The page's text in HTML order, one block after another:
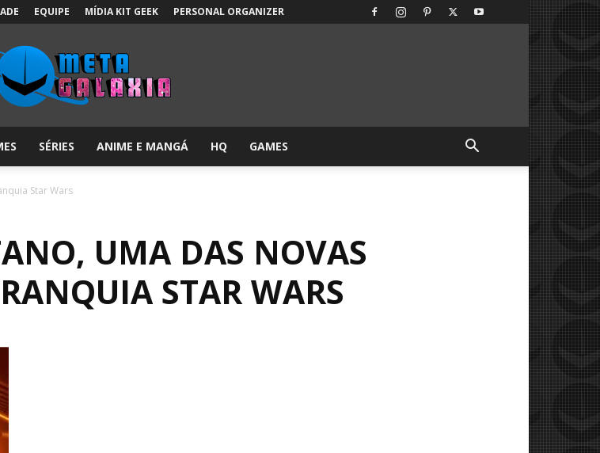
EQUIPE MÍDIA KIT GEEK PERSONAL ORGANIZER
Galáxia:
SÉRIES ANIME E MANGÁ HQ GAMES
Star Wars
UMA DAS NOVAS
STAR WARS